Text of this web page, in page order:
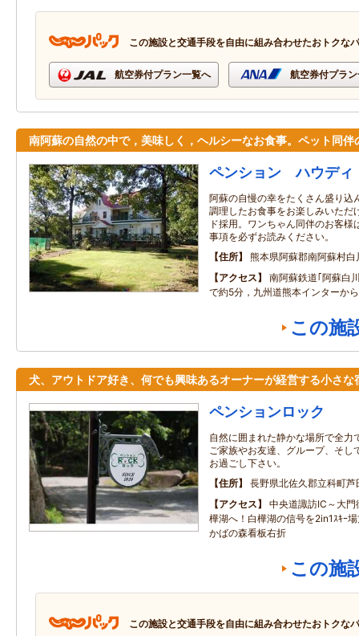
この施設と交通手段を自由に組み合わせたおトクな
航空券付プラン一覧へ 航空券付プラ
南阿蘇の自然の中で，美味しく，ヘルシーなお食事。ペット同伴
ペンション ハウディ
阿蘇の自慢の幸をたくさん盛り込
調理したお食事をお楽しみいただ
ド採用。ワンちゃん同伴のお客
事項を必ずお読みください。
住所
熊本県阿蘇郡南阿蘇村白
アクセス
南阿蘇鉄道｢阿蘇白
で約5分，九州道熊本インターか
この施
犬、アウトドア好き、何でも興味あるオーナーが経営する小さな
ペンションロック
自然に囲まれた静かな場所で全力
ご家族やお友達、グループ、そし
お過ごし下さい。
住所
長野県北佐久郡立科町芦
アクセス
中央道諏訪IC～大
樺湖へ！白樺湖の信号を2in1ｽｷｰ
かばの森看板右折
この施
この施設と交通手段を自由に組み合わせたおトクな